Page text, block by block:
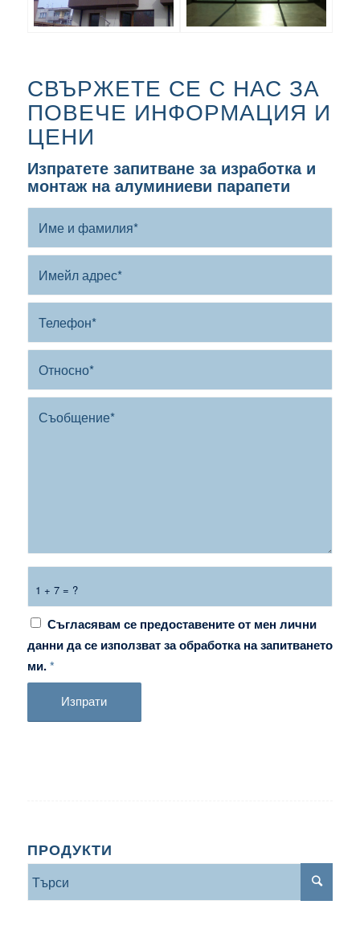
СВЪРЖЕТЕ СЕ С НАС ЗА
ПОВЕЧЕ ИНФОРМАЦИЯ И
ЦЕНИ
Изпратете запитване за изработка и
монтаж на алуминиеви парапети
1 + 7 = ?
Съгласявам се предоставените от мен лични
данни да се използват за обработка на запитването
ми.*
ПРОДУКТИ